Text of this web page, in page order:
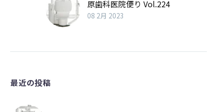
原歯科医院便り Vol.224
08 2月 2023
最近の投稿